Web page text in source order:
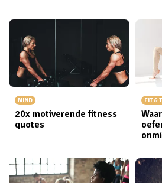
MIND
20x motiverende fitness
quotes
FIT &